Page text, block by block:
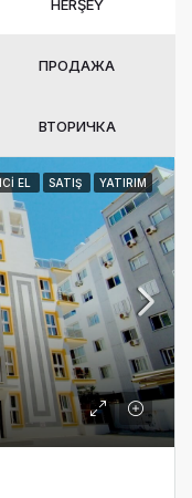
HERŞEY
ПРОДАЖА
ВТОРИЧКА
EL SATIŞ YATIRIM